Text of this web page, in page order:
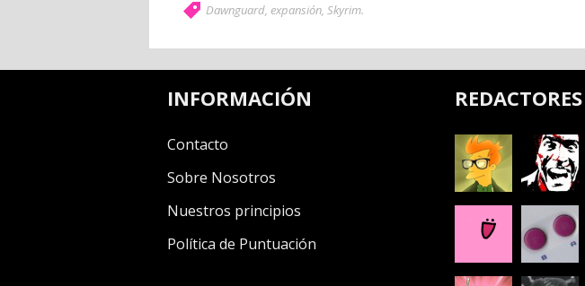
Dawnguard, expansión, Skyrim.
INFORMACIÓN
Contacto
Sobre Nosotros
Nuestros principios
Política de Puntuación
REDACTORES